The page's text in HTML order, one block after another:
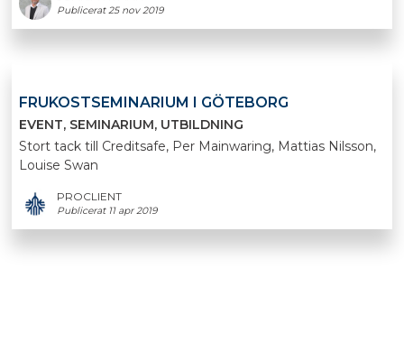
Publicerat 25 nov 2019
FRUKOSTSEMINARIUM I GÖTEBORG
EVENT SEMINARIUM UTBILDNING
Stort tack till Creditsafe, Per Mainwaring, Mattias Nilsson,
Louise Swan
PROCLIENT
Publicerat 11 apr 2019